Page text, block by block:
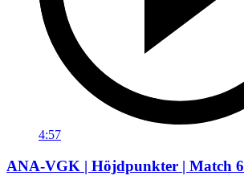
4:57
ANA-VGK | Höjdpunkter | Match 6